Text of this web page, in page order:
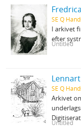
SE Q
I arkivet
efter
Untitled
SE Q
Arkivet
Untitled